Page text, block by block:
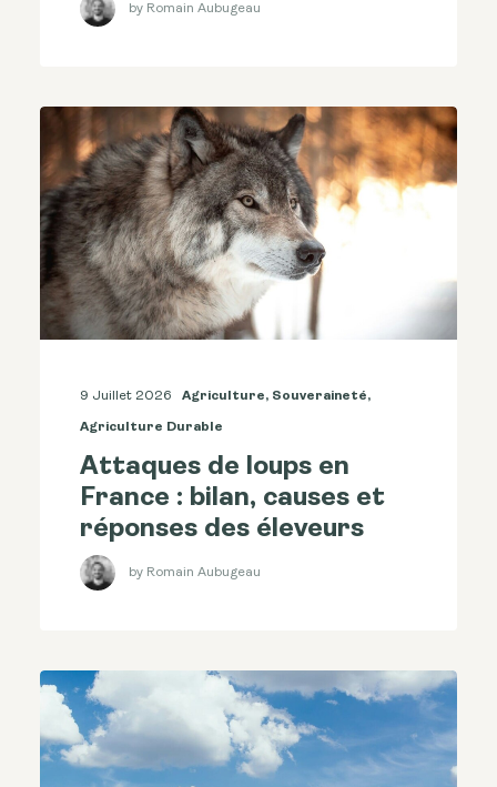
by Romain Aubugeau
9 Juillet 2026 Agriculture, Souveraineté,
Agriculture Durable
Attaques de loups en
France : bilan, causes et
réponses des éleveurs
by Romain Aubugeau